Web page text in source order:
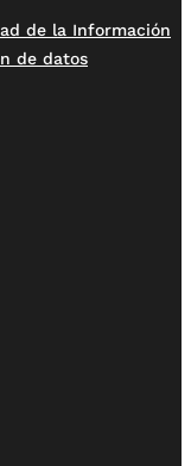
de la Información
de datos